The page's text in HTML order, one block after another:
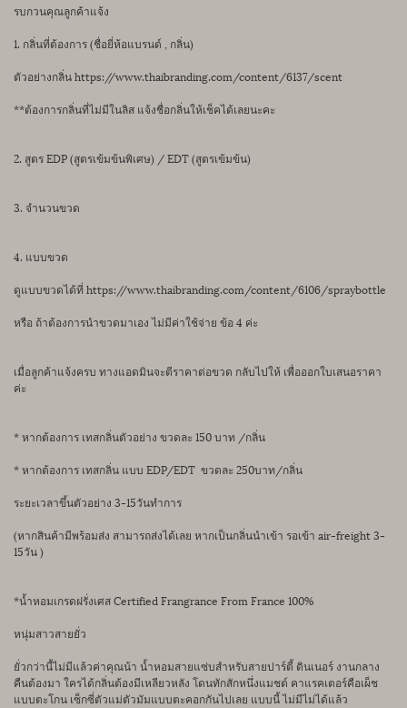
รบกวนคุณลูกค้าแจ้ง
1. กลิ่นที่ต้องการ (ชื่อยี่ห้อแบรนด์ , กลิ่น)
ตัวอย่างกลิ่น https://www.thaibranding.com/content/6137/scent
**ต้องการกลิ่นที่ไม่มีในลิส แจ้งชื่อกลิ่นให้เช็คได้เลยนะคะ
2. สูตร EDP (สูตรเข้มข้นพิเศษ) / EDT (สูตรเข้มข้น)
3. จำนวนขวด
4. แบบขวด
ดูแบบขวดได้ที่ https://www.thaibranding.com/content/6106/spraybottle
หรือ ถ้าต้องการนำขวดมาเอง ไม่มีค่าใช้จ่าย ข้อ 4 ค่ะ
เมื่อลูกค้าแจ้งครบ ทางแอดมินจะตีราคาต่อขวด กลับไปให้ เพื่อออกใบเสนอราคา
ค่ะ
* หากต้องการ เทสกลิ่นตัวอย่าง ขวดละ 150 บาท /กลิ่น
* หากต้องการ เทสกลิ่น แบบ EDP/EDT ขวดละ 250บาท/กลิ่น
ระยะเวลาขึ้นตัวอย่าง 3-15วันทำการ
(หากสินค้ามีพร้อมส่ง สามารถส่งได้เลย หากเป็นกลิ่นนำเข้า รอเข้า air-freight 3-
15วัน )
*น้ำหอมเกรดฝรั่งเศส Certified Frangrance From France 100%
หนุ่มสาวสายยั่ว
ยั่วกว่านี้ไม่มีแล้วค่าคุณน้า น้ำหอมสายแซ่บสำหรับสายปาร์ตี้ ดินเนอร์ งานกลาง
คืนต้องมา ใครได้กลิ่นต้องมีเหลียวหลัง โดนทักสักหนึ่งแมชต์ คาแรคเตอร์คือเผ็ช
แบบตะโกน เซ็กซี่ตัวแม่ตัวมัมแบบตะคอกกันไปเลย แบบนี้ ไม่มีไม่ได้แล้ว